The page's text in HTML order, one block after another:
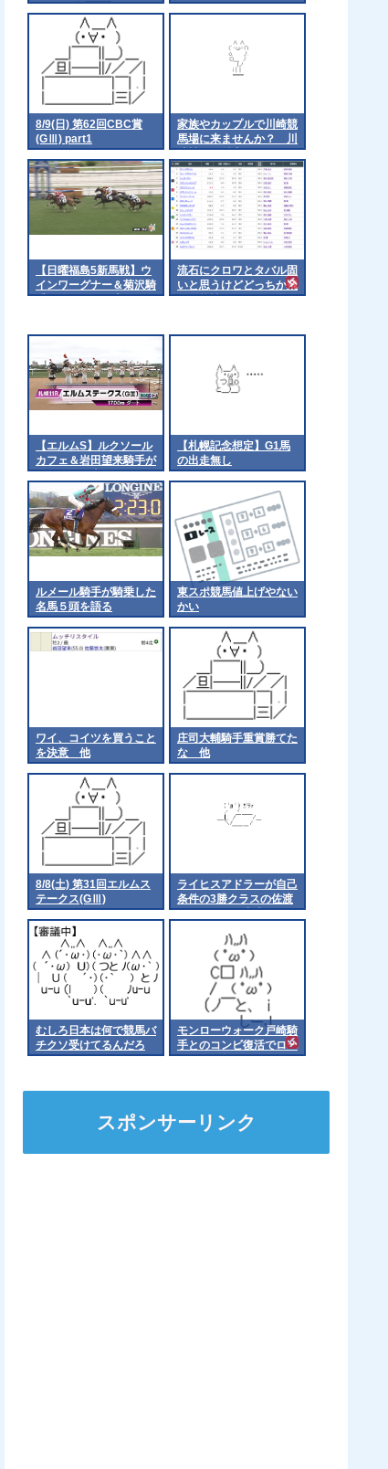
8/9(日) 第62回CBC賞
(GⅢ) part1
家族やカップルで川崎競
馬場に来ませんか？ 川
崎競馬が魅力をアピール
【日曜福島5新馬戦】ウ
インワーグナー＆菊沢騎
手がｷﾀ━━━━(ﾟ
流石にクロワとタバル固
いと思うけどどっちか飛
ぶ可能性ってあると思う
【エルムS】ルクソール
カフェ＆岩田望来騎手が
ｷﾀ━━━━(ﾟ
∀ﾟ)━━━━!!
【札幌記念想定】G1馬
の出走無し
ルメール騎手が騎乗した
名馬５頭を語る
東スポ競馬値上げやない
かい
ワイ、コイツを買うこと
を決意 他
庄司大輔騎手重賞勝てた
な 他
8/8(土) 第31回エルムス
テークス(GⅢ)
ライヒスアドラーが自己
条件の3勝クラスの佐渡
ステークスに出走
むしろ日本は何で競馬バ
チクソ受けてるんだろ
モンローウォーク戸崎騎
手とのコンビ復活でロー
ズSへ 他
スポンサーリンク